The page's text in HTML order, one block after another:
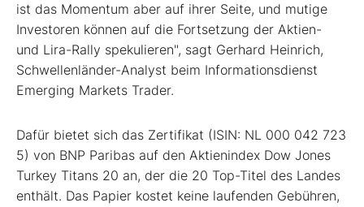
ist das Momentum aber auf ihrer Seite, und mutige
Investoren können auf die Fortsetzung der Aktien-
und Lira-Rally spekulieren", sagt Gerhard Heinrich,
Schwellenländer-Analyst beim Informationsdienst
Emerging Markets Trader.
Dafür bietet sich das Zertifikat (ISIN: NL 000 042 723
5) von BNP Paribas auf den Aktienindex Dow Jones
Turkey Titans 20 an, der die 20 Top-Titel des Landes
enthält. Das Papier kostet keine laufenden Gebühren,